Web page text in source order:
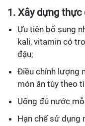
1. Xây dựng
Ưu tiên bổ sung
kali, vitamin có
đậu;
Điều chỉnh lượng
món ăn tùy theo
Uống đủ nước
Hạn chế sử dụng